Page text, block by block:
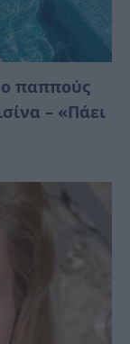
ο παππούς
– «Πάει